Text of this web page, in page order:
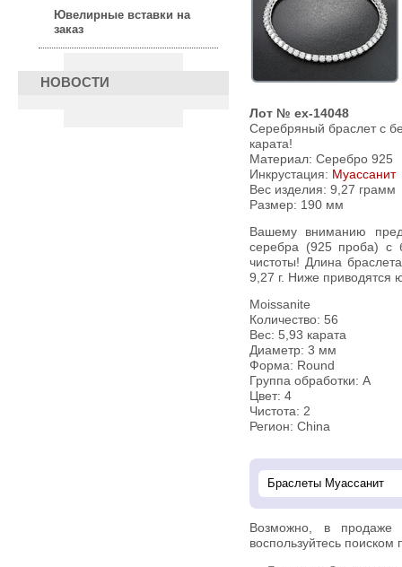
Ювелирные вставки на
заказ
НОВОСТИ
Лот № ex-14048
Серебряный браслет с
карата!
Материал: Серебро 925
Инкрустация: Муассанит
Вес изделия: 9,27 грамм
Размер: 190 мм
Вашему вниманию предлагается браслет из стерлингового
серебра (925 проба) с
чистоты! Длина
9,27 г. Ниже приводятся
Moissanite
Количество: 56
Вес: 5,93 карата
Диаметр: 3 мм
Форма: Round
Группа обработки: А
Цвет: 4
Чистота: 2
Регион: China
Возможно, в
воспользуйтесь поиском